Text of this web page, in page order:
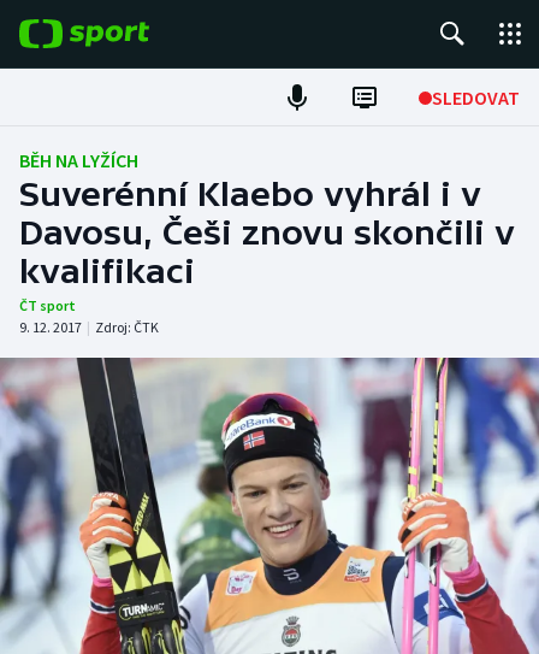
SLEDOVAT
Fotbal
Hokej
Tenis
Atletika
Cyklistika
DALŠÍ SPORTY
Americký fotbal
Baseball a softbal
Basketbal
NEPŘEHLÉDNĚTE
Soutěže
Historické návraty
BĚH NA LYŽÍCH
Suverénní Klaebo vyhrál i v
Davosu, Češi znovu skončili v
kvalifikaci
ČT sport
9. 12. 2017 | Zdroj: ČTK